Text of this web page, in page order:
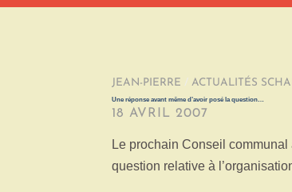
JEAN-PIERRE / ACTUALITÉS
Une réponse avant même d’avoir posé la question…
18 AVRIL 2007
Le prochain Conseil
question relative à